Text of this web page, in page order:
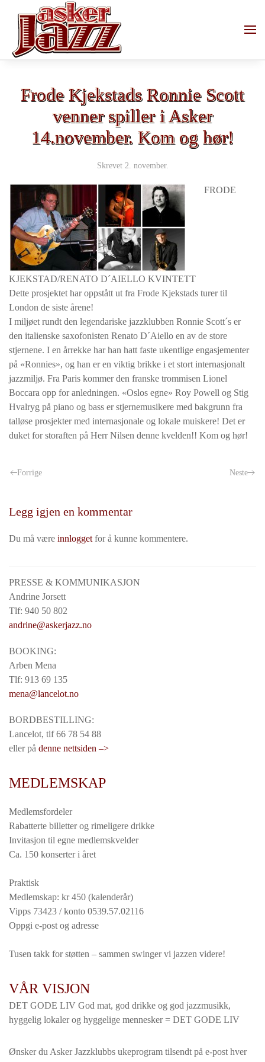
Skip to main content
Frode Kjekstads Ronnie Scott
venner spiller i Asker
14.november. Kom og hør!
Skrevet 2. november.
FRODE
KJEKSTAD/RENATO D´AIELLO KVINTETT
Dette prosjektet har oppstått ut fra Frode Kjekstads turer til
London de siste årene!
I miljøet rundt den legendariske jazzklubben Ronnie Scott´s er
den italienske saxofonisten Renato D´Aiello en av de store
stjernene. I en årrekke har han hatt faste ukentlige engasjementer
på «Ronnies», og han er en viktig brikke i et stort internasjonalt
jazzmiljø. Fra Paris kommer den franske trommisen Lionel
Boccara opp for anledningen. «Oslos egne» Roy Powell og Stig
Hvalryg på piano og bass er stjernemusikere med bakgrunn fra
talløse prosjekter med internasjonale og lokale muiskere! Det er
duket for storaften på Herr Nilsen denne kvelden!! Kom og hør!
Forrige Neste
Legg igjen en kommentar
Du må være innlogget for å kunne kommentere.
PRESSE & KOMMUNIKASJON
Andrine Jorsett
Tlf: 940 50 802
andrine@askerjazz.no
BOOKING:
Arben Mena
Tlf: 913 69 135
mena@lancelot.no
BORDBESTILLING:
Lancelot, tlf 66 78 54 88
eller på denne nettsiden –>
MEDLEMSKAP
Medlemsfordeler
Rabatterte billetter og rimeligere drikke
Invitasjon til egne medlemskvelder
Ca. 150 konserter i året
Praktisk
Medlemskap: kr 450 (kalenderår)
Vipps 73423 / konto 0539.57.02116
Oppgi e-post og adresse
Tusen takk for støtten – sammen swinger vi jazzen videre!
VÅR VISJON
DET GODE LIV God mat, god drikke og god jazzmusikk,
hyggelig lokaler og hyggelige mennesker = DET GODE LIV
Ønsker du Asker Jazzklubbs ukeprogram tilsendt på e-post hver